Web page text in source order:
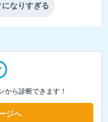
なりすぎる
から診断できます！
ジへ